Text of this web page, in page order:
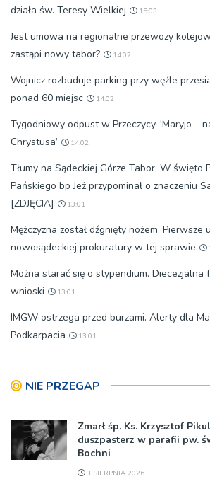
działa św. Teresy Wielkiej
15:03
Jest umowa na regionalne przewozy
zastąpi nowy tabor?
14:02
Wojnicz rozbuduje parking przy węźle
ponad 60 miejsc
14:02
Tygodniowy odpust w Przeczycy. 'Maryjo –
Chrystusa’
14:02
Tłumy na Sądeckiej Górze Tabor. W święto
Pańskiego bp Jeż przypominał o znaczeniu
[ZDJĘCIA]
13:01
Mężczyzna został dźgnięty nożem. Pierwsze
nowosądeckiej prokuratury w tej sprawie
Można starać się o stypendium. Diecezjalna
wnioski
13:01
IMGW ostrzega przed burzami. Alerty dla
Podkarpacia
13:01
NIE PRZEGAP
Zmarł śp. Ks. Krzysztof
duszpasterz w parafii pw.
Bochni
3 SIERPNIA 2026